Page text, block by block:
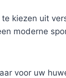
kiezen uit
moderne
voor uw